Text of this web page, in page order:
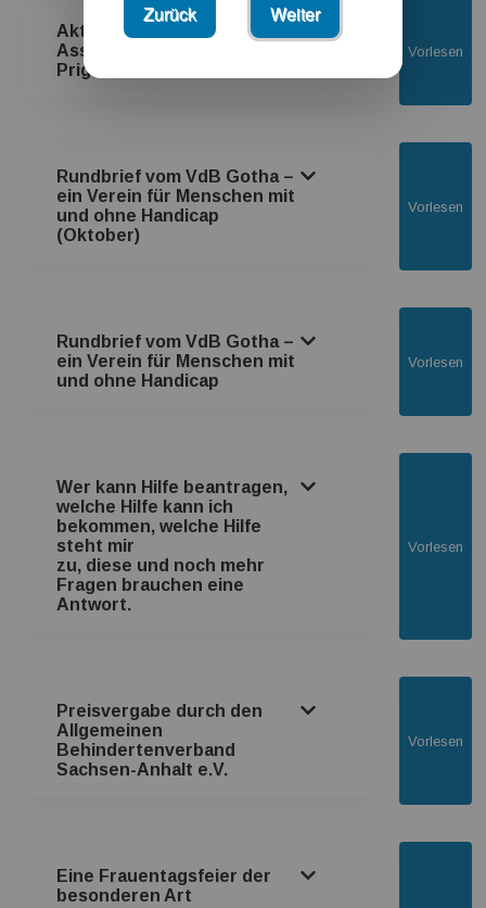
Aktuelles vom Verein
Associata e.V. aus der
Prignitz.
Vorlesen
Rundbrief vom VdB Gotha –
ein Verein für Menschen mit
und ohne Handicap
(Oktober)
Vorlesen
Rundbrief vom VdB Gotha –
ein Verein für Menschen mit
und ohne Handicap
Vorlesen
Wer kann Hilfe beantragen,
welche Hilfe kann ich
bekommen, welche Hilfe
steht mir
zu, diese und noch mehr
Fragen brauchen eine
Antwort.
Vorlesen
Preisvergabe durch den
Allgemeinen
Behindertenverband
Sachsen-Anhalt e.V.
Vorlesen
Eine Frauentagsfeier der
besonderen Art
Zurück Weiter